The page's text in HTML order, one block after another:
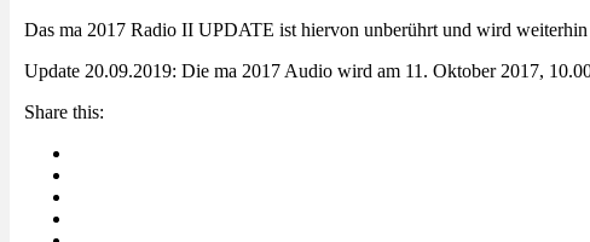
Das ma 2017 Radio II UPDATE ist hiervon unberührt und wird
Update 20.09.2019: Die ma 2017 Audio wird am 11. Oktober 2017,
Share this: